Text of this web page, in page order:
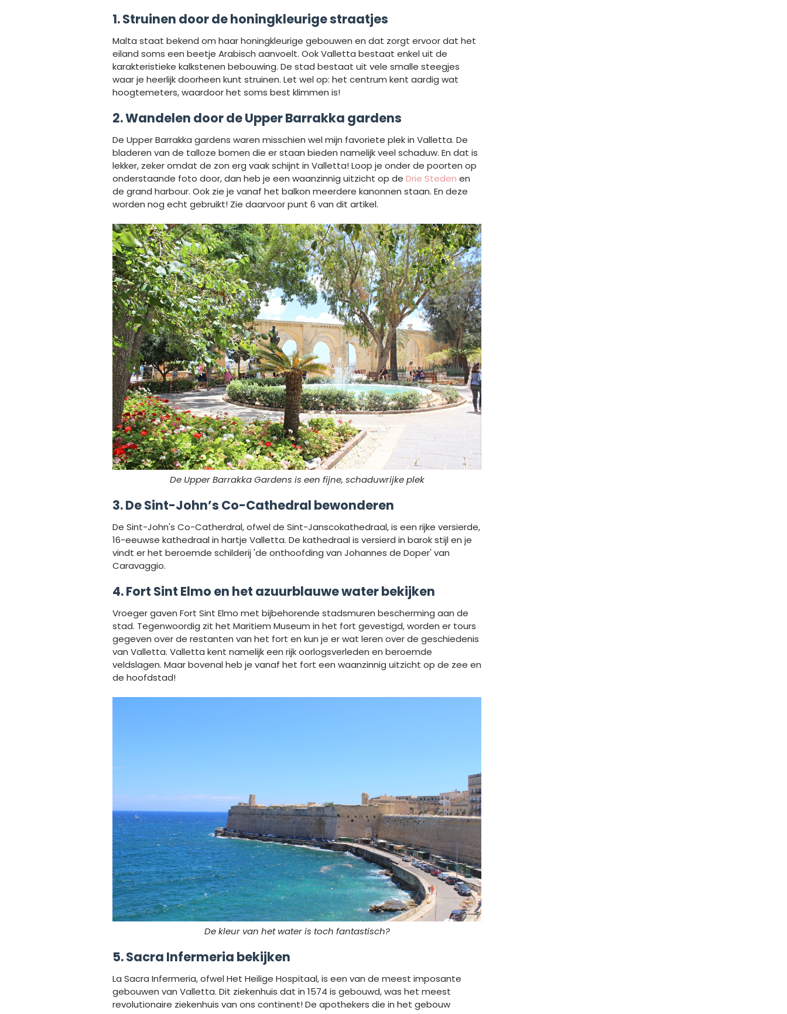
1. Struinen door de honingkleurige straatjes
Malta staat bekend om haar honingkleurige gebouwen en dat zorgt ervoor dat het
eiland soms een beetje Arabisch aanvoelt. Ook Valletta bestaat enkel uit de
karakteristieke kalkstenen bebouwing. De stad bestaat uit vele smalle steegjes
waar je heerlijk doorheen kunt struinen. Let wel op: het centrum kent aardig wat
hoogtemeters, waardoor het soms best klimmen is!
2. Wandelen door de Upper Barrakka gardens
De Upper Barrakka gardens waren misschien wel mijn favoriete plek in Valletta. De
bladeren van de talloze bomen die er staan bieden namelijk veel schaduw. En dat is
lekker, zeker omdat de zon erg vaak schijnt in Valletta! Loop je onder de poorten op
onderstaande foto door, dan heb je een waanzinnig uitzicht op de Drie Steden en
de grand harbour. Ook zie je vanaf het balkon meerdere kanonnen staan. En deze
worden nog echt gebruikt! Zie daarvoor punt 6 van dit artikel.
De Upper Barrakka Gardens is een fijne, schaduwrijke plek
3. De Sint-John’s Co-Cathedral bewonderen
De Sint-John's Co-Catherdral, ofwel de Sint-Janscokathedraal, is een rijke versierde,
16-eeuwse kathedraal in hartje Valletta. De kathedraal is versierd in barok stijl en je
vindt er het beroemde schilderij 'de onthoofding van Johannes de Doper' van
Caravaggio.
4. Fort Sint Elmo en het azuurblauwe water bekijken
Vroeger gaven Fort Sint Elmo met bijbehorende stadsmuren bescherming aan de
stad. Tegenwoordig zit het Maritiem Museum in het fort gevestigd, worden er tours
gegeven over de restanten van het fort en kun je er wat leren over de geschiedenis
van Valletta. Valletta kent namelijk een rijk oorlogsverleden en beroemde
veldslagen. Maar bovenal heb je vanaf het fort een waanzinnig uitzicht op de zee en
de hoofdstad!
De kleur van het water is toch fantastisch?
5. Sacra Infermeria bekijken
La Sacra Infermeria, ofwel Het Heilige Hospitaal, is een van de meest imposante
gebouwen van Valletta. Dit ziekenhuis dat in 1574 is gebouwd, was het meest
revolutionaire ziekenhuis van ons continent! De apothekers die in het gebouw